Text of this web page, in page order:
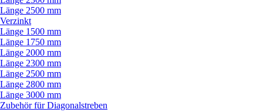
Länge 2500 mm
Verzinkt
Länge 1500 mm
Länge 1750 mm
Länge 2000 mm
Länge 2300 mm
Länge 2500 mm
Länge 2800 mm
Länge 3000 mm
Zubehör für Diagonalstreben